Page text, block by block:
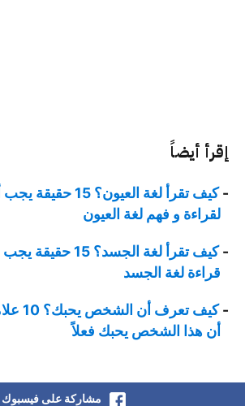
إقرأ أيضاً
كيف تقرأ لغة العيون؟ 15
لقراءة و فهم لغة العيون
كيف تقرأ لغة الجسد؟
قراءة لغة الجسد
كيف
أن هذا الشخص يحبك فعلاً
مشاركة على فيسبوك